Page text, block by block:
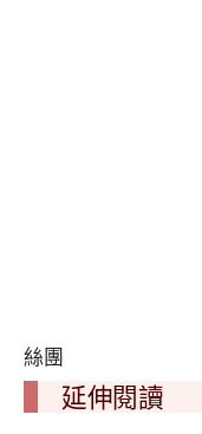
絲團
延伸閱讀